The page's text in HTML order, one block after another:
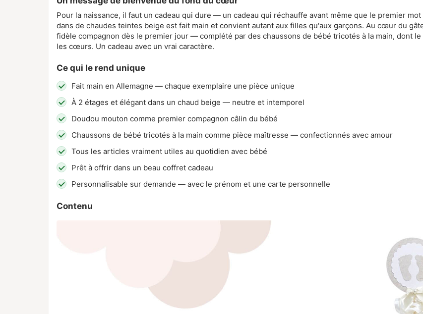
Pour la naissance, il faut un cadeau qui dure — un cadeau qui réchauffe avant même que le premier
dans de chaudes teintes beige est fait main et convient autant aux filles qu'aux garçons. Au cœur du
fidèle compagnon dès le premier jour — complété par des chaussons de bébé tricotés à la main, dont
les cœurs. Un cadeau avec un vrai caractère.
Ce qui le rend unique
Fait main en Allemagne — chaque exemplaire une pièce unique
À 2 étages et élégant dans un chaud beige — neutre et intemporel
Doudou mouton comme premier compagnon câlin du bébé
Chaussons de bébé tricotés à la main comme pièce maîtresse — confectionnés avec amour
Tous les articles vraiment utiles au quotidien avec bébé
Prêt à offrir dans un beau coffret cadeau
Personnalisable sur demande — avec le prénom et une carte personnelle
Contenu